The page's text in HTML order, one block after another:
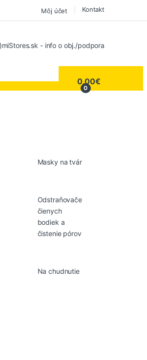
Môj účet Kontakt
- info o obj./podpora
0
0.00€
Masky na tvár
Odstraňovače
čienych
bodiek a
čistenie pórov
Na chudnutie